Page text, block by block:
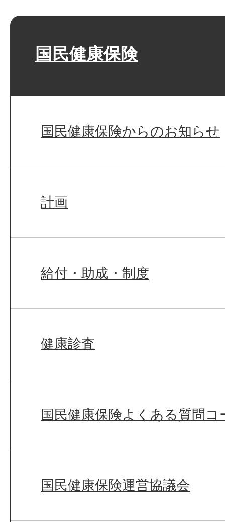
国民健康保険
国民健康保険からのお知らせ
計画
給付・助成・制度
健康診査
国民健康保険よくある質問コ
国民健康保険運営協議会